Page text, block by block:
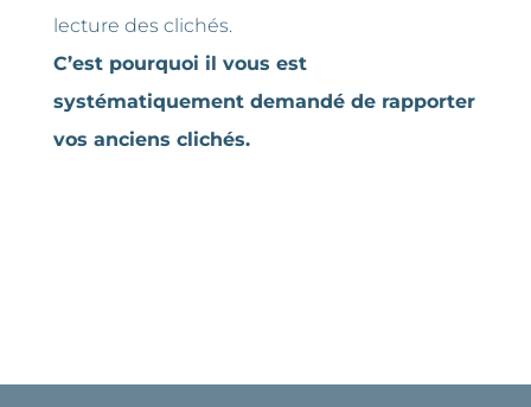
lecture des clichés.
C’est pourquoi il vous est
systématiquement demandé de rapporter
vos anciens clichés.